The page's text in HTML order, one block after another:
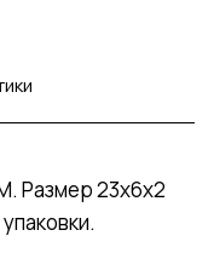
Размер 23х6х2